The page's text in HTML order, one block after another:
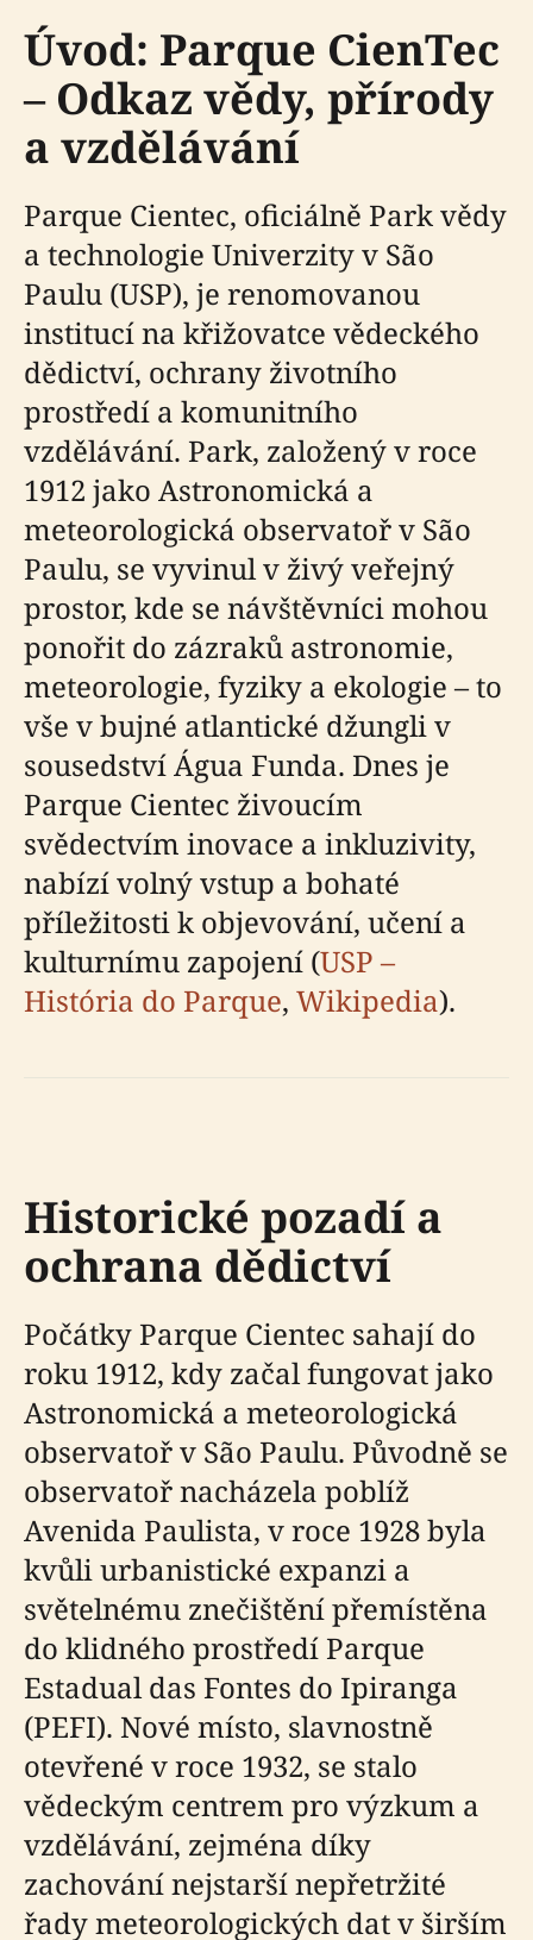
Úvod: Parque CienTec
– Odkaz vědy, přírody
a vzdělávání
Parque Cientec, oficiálně Park vědy
a technologie Univerzity v São
Paulu (USP), je renomovanou
institucí na křižovatce vědeckého
dědictví, ochrany životního
prostředí a komunitního
vzdělávání. Park, založený v roce
1912 jako Astronomická a
meteorologická observatoř v São
Paulu, se vyvinul v živý veřejný
prostor, kde se návštěvníci mohou
ponořit do zázraků astronomie,
meteorologie, fyziky a ekologie – to
vše v bujné atlantické džungli v
sousedství Água Funda. Dnes je
Parque Cientec živoucím
svědectvím inovace a inkluzivity,
nabízí volný vstup a bohaté
příležitosti k objevování, učení a
kulturnímu zapojení (USP –
História do Parque, Wikipedia).
Historické pozadí a
ochrana dědictví
Počátky Parque Cientec sahají do
roku 1912, kdy začal fungovat jako
Astronomická a meteorologická
observatoř v São Paulu. Původně se
observatoř nacházela poblíž
Avenida Paulista, v roce 1928 byla
kvůli urbanistické expanzi a
světelnému znečištění přemístěna
do klidného prostředí Parque
Estadual das Fontes do Ipiranga
(PEFI). Nové místo, slavnostně
otevřené v roce 1932, se stalo
vědeckým centrem pro výzkum a
vzdělávání, zejména díky
zachování nejstarší nepřetržité
řady meteorologických dat v širším